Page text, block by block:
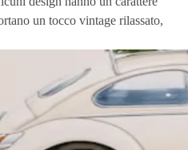
un tocco vintage rilassato,